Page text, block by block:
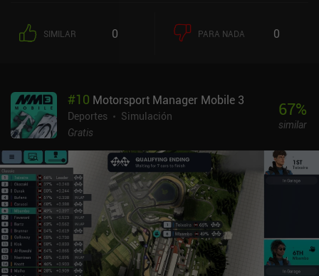
SIMILAR 0 PARA NADA 0
#10 Motorsport Manager Mobile 3
Deportes
Simulación
Gratis
67%
similar